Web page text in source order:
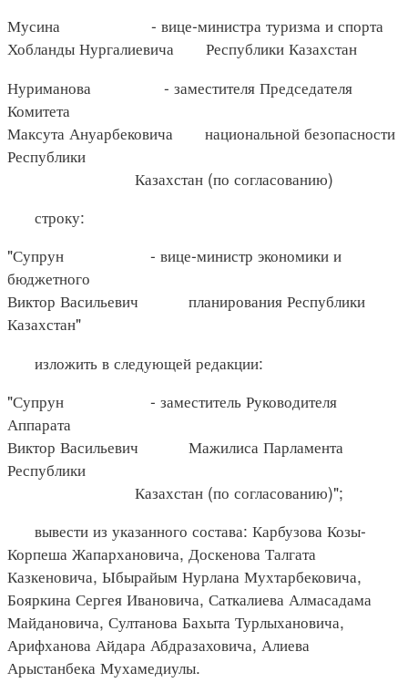
Мусина - вице-министра туризма и спорта
Хобланды Нургалиевича Республики Казахстан
Нуриманова - заместителя Председателя
Комитета
Максута Ануарбековича национальной безопасности
Республики
Казахстан (по согласованию)
строку:
"Супрун - вице-министр экономики и
бюджетного
Виктор Васильевич планирования Республики
Казахстан"
изложить в следующей редакции:
"Супрун - заместитель Руководителя
Аппарата
Виктор Васильевич Мажилиса Парламента
Республики
Казахстан (по согласованию)";
вывести из указанного состава: Карбузова Козы-
Корпеша Жапархановича, Доскенова Талгата
Казкеновича, Ыбырайым Нурлана Мухтарбековича,
Бояркина Сергея Ивановича, Саткалиева Алмасадама
Майдановича, Султанова Бахыта Турлыхановича,
Арифханова Айдара Абдразаховича, Алиева
Арыстанбека Мухамедиулы.